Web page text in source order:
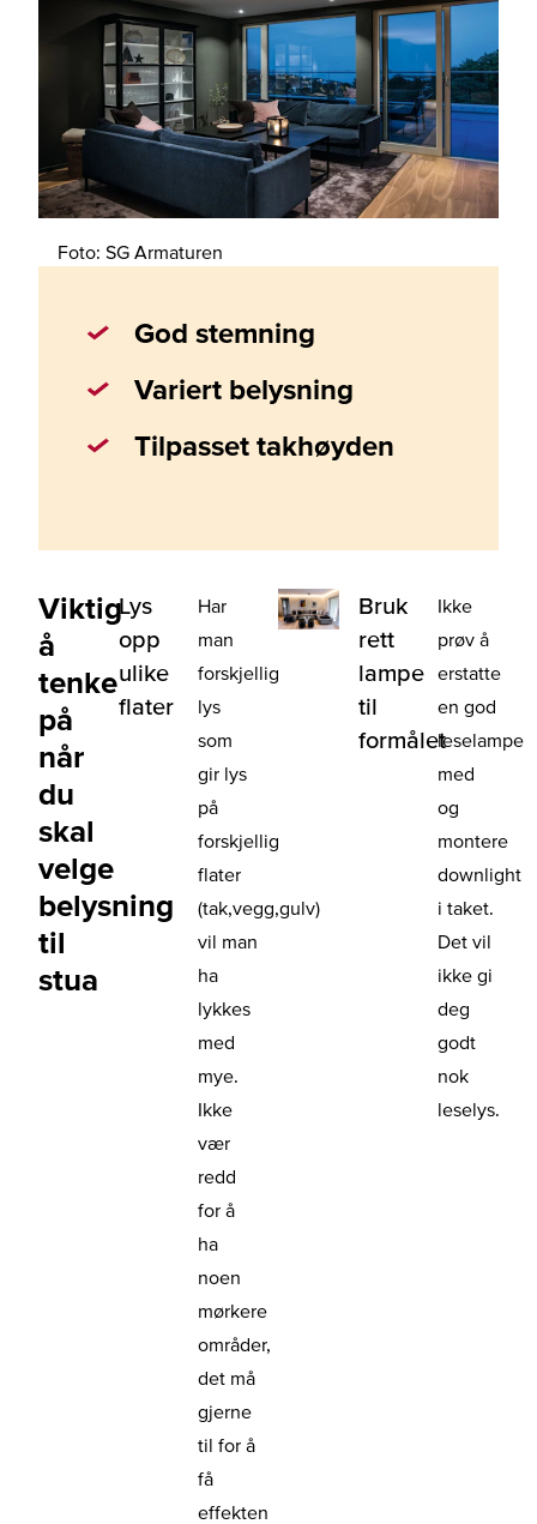
Foto: SG Armaturen
God stemning
Variert belysning
Tilpasset takhøyden
Viktig
å
tenke
på
når
du
skal
velge
belysning
til
stua
Lys
opp
ulike
flater
Har
man
forskjellig
lys
som
gir lys
på
forskjellig
flater
(tak,vegg,gulv)
vil man
ha
lykkes
med
mye.
Ikke
vær
redd
for å
ha
noen
mørkere
områder,
det må
gjerne
til for å
få
effekten
Bruk
rett
lampe
til
formålet
Ikke
prøv å
erstatte
en god
leselampe
med
og
montere
downlight
i taket.
Det vil
ikke gi
deg
godt
nok
leselys.